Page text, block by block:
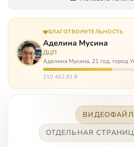
БЛАГОТВОРИТЕЛЬНОСТЬ
Аделина Мусина
ДЦП
Аделина Мусина, 21 год, город
церебральный паралич,
коляске. Аделине требуется
210 462,81 ₽
ВИДЕОФАЙЛ
ОТДЕЛЬНАЯ